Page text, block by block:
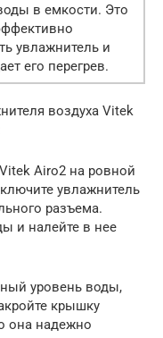
в емкости. Это
увлажнитель и
его перегрев.
воздуха Vitek
Airo2 на ровной
увлажнитель
разъема.
и налейте в нее
уровень воды,
крышку
она надежно